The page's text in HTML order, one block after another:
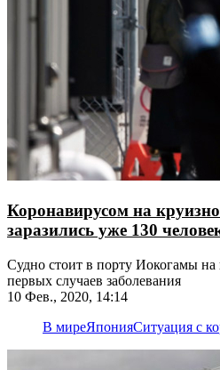
Коронавирусом на
заразились уже 130
Судно стоит в порту Иокогамы на
первых случаев заболевания
10 Фев., 2020, 14:14
В миреЯпонияСитуация с